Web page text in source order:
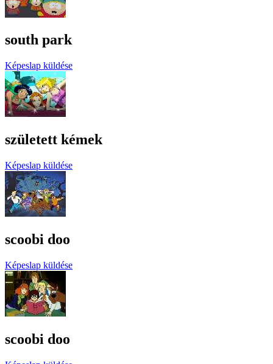
south park
Képeslap küldése
született kémek
Képeslap küldése
scoobi doo
Képeslap küldése
scoobi doo